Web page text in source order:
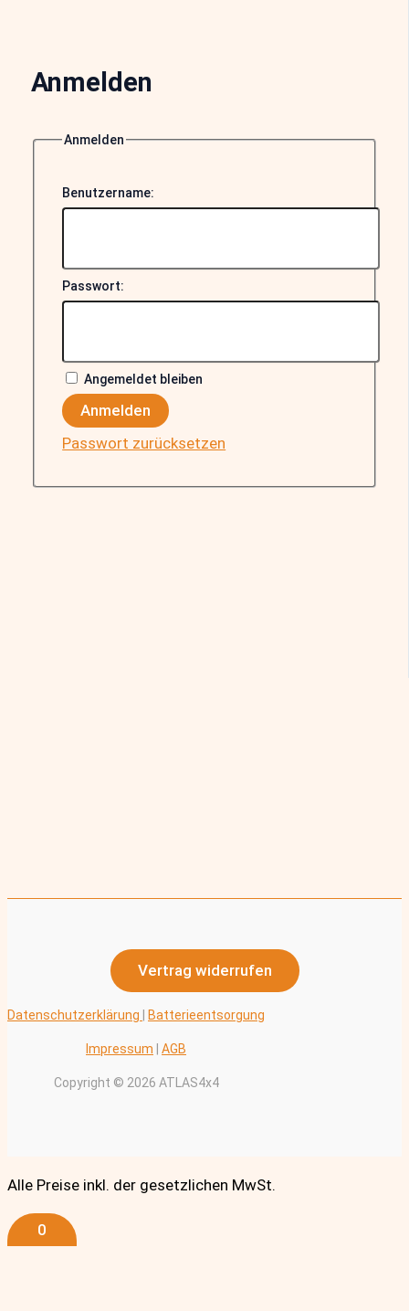
Anmelden
Anmelden
Benutzername:
Passwort:
Angemeldet bleiben
Anmelden
Passwort zurücksetzen
Vertrag widerrufen
Datenschutzerklärung Batterieentsorgung
Impressum AGB
Copyright © 2026 ATLAS4x4
Alle Preise inkl. der gesetzlichen MwSt.
0